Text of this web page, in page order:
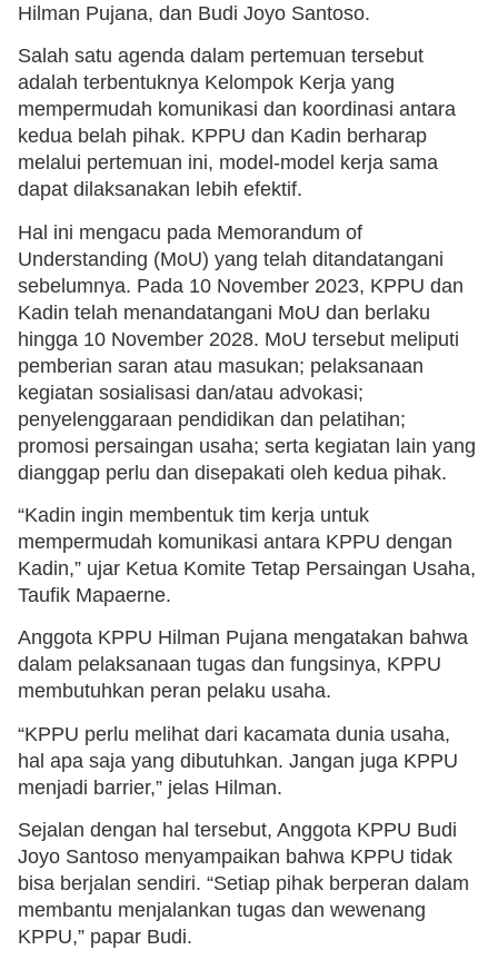
Hilman Pujana, dan Budi Joyo Santoso.
Salah satu agenda dalam pertemuan tersebut
adalah terbentuknya Kelompok Kerja yang
mempermudah komunikasi dan koordinasi antara
kedua belah pihak. KPPU dan Kadin berharap
melalui pertemuan ini, model-model kerja sama
dapat dilaksanakan lebih efektif.
Hal ini mengacu pada Memorandum of
Understanding (MoU) yang telah ditandatangani
sebelumnya. Pada 10 November 2023, KPPU dan
Kadin telah menandatangani MoU dan berlaku
hingga 10 November 2028. MoU tersebut meliputi
pemberian saran atau masukan; pelaksanaan
kegiatan sosialisasi dan/atau advokasi;
penyelenggaraan pendidikan dan pelatihan;
promosi persaingan usaha; serta kegiatan lain yang
dianggap perlu dan disepakati oleh kedua pihak.
“Kadin ingin membentuk tim kerja untuk
mempermudah komunikasi antara KPPU dengan
Kadin,” ujar Ketua Komite Tetap Persaingan Usaha,
Taufik Mapaerne.
Anggota KPPU Hilman Pujana mengatakan bahwa
dalam pelaksanaan tugas dan fungsinya, KPPU
membutuhkan peran pelaku usaha.
“KPPU perlu melihat dari kacamata dunia usaha,
hal apa saja yang dibutuhkan. Jangan juga KPPU
menjadi barrier,” jelas Hilman.
Sejalan dengan hal tersebut, Anggota KPPU Budi
Joyo Santoso menyampaikan bahwa KPPU tidak
bisa berjalan sendiri. “Setiap pihak berperan dalam
membantu menjalankan tugas dan wewenang
KPPU,” papar Budi.